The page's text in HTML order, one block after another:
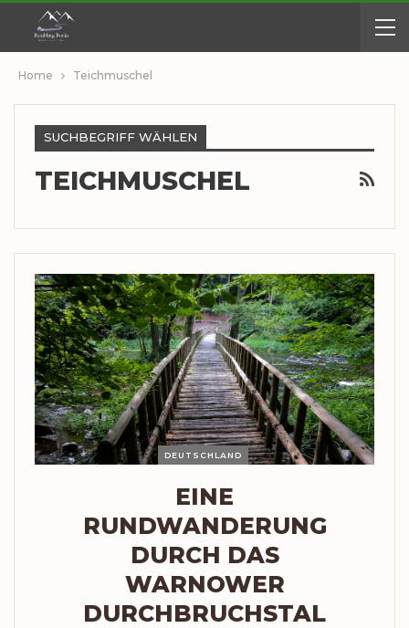
Home Teichmuschel
SUCHBEGRIFF WÄHLEN
TEICHMUSCHEL
DEUTSCHLAND
EINE
RUNDWANDERUNG
DURCH DAS
WARNOWER
DURCHBRUCHSTAL